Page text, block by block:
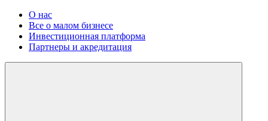
О нас
Все о малом бизнесе
Инвестиционная платформа
Партнеры и акредитация